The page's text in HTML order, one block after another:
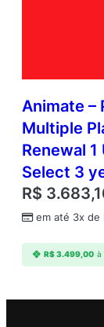
Animate –
Multiple
Renewal
Select 3
R$
em até 3x de
R$3.499,00 à